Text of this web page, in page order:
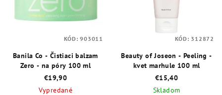
Banila Co - Čistiaci balzam
Zero - na póry 100 ml
€19,90
Vypredané
KÓD:903011
Beauty of Joseon - Peeling -
kvet marhule 100 ml
€15,40
Skladom
KÓD: 312872